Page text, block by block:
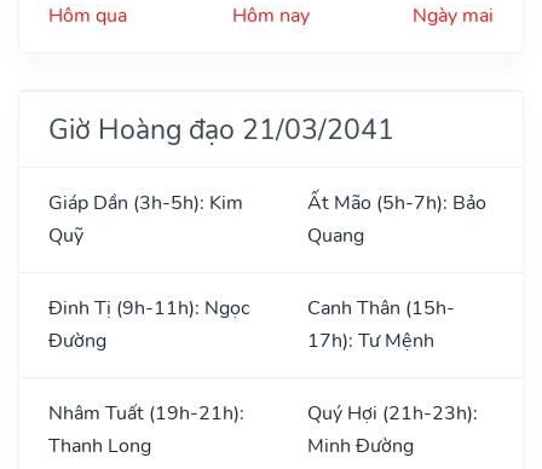
Hôm qua Hôm nay Ngày mai
Giờ Hoàng đạo 21/03/2041
Giáp Dần (3h-5h): Kim
Quỹ
Ất Mão (5h-7h): Bảo
Quang
Đinh Tị (9h-11h): Ngọc
Đường
Canh Thân (15h-
17h): Tư Mệnh
Nhâm Tuất (19h-21h):
Thanh Long
Quý Hợi (21h-23h):
Minh Đường